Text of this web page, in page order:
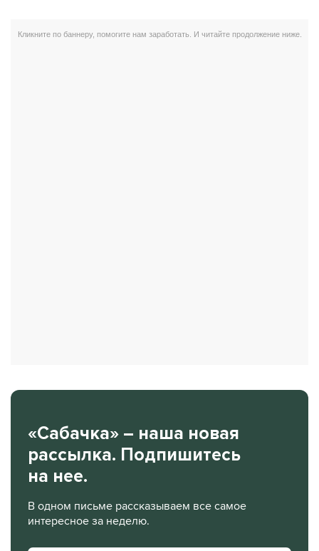
«Сабачка» – наша новая
рассылка. Подпишитесь
на нее.
В одном письме рассказываем все самое
интересное за неделю.